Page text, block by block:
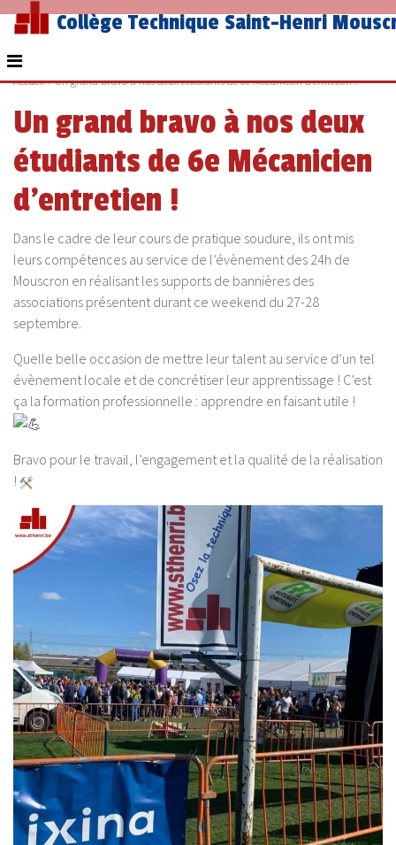
Collège Technique Saint-Henri
Accueil»Un grand bravo à nos deux étudiants de 6e Mécanicien d’entretien !
Un grand bravo à nos deux
étudiants de 6e Mécanicien
d’entretien !
Dans le cadre de leur cours de pratique soudure, ils ont mis
leurs compétences au service de l’évènement des 24h de
Mouscron en réalisant les supports de bannières des
associations présentent durant ce weekend du 27-28
septembre.
Quelle belle occasion de mettre leur talent au service d’un tel
évènement locale et de concrétiser leur apprentissage ! C’est
ça la formation professionnelle : apprendre en faisant utile !
Bravo pour le travail, l’engagement et la qualité de la réalisation
!